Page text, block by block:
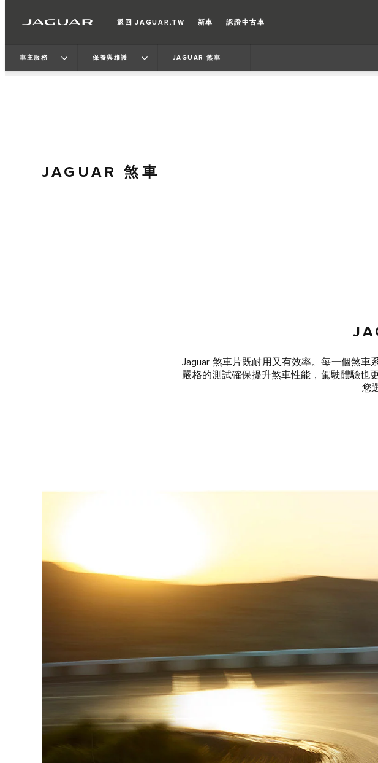
返回 JAGUAR.TW 新車 認證中古車
車主服務 保養與維護 JAGUAR 煞車
JAGUAR 煞車
Jaguar 煞車片既耐用又有效率。每一個煞車
嚴格的測試確保提升煞車性能，駕駛體驗也
您